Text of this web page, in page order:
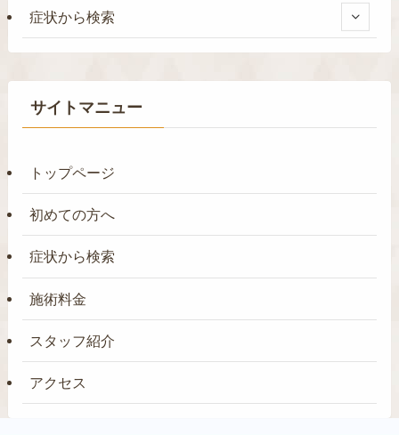
症状から検索
サイトマニュー
トップページ
初めての方へ
症状から検索
施術料金
スタッフ紹介
アクセス